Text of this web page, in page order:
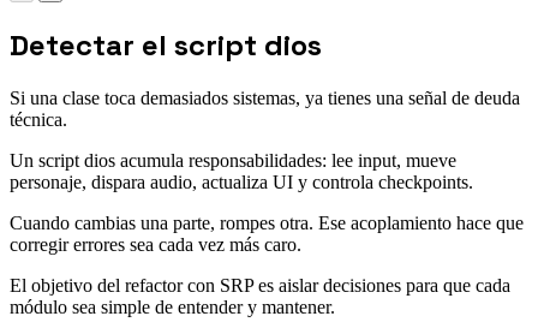
Detectar el script dios
Si una clase toca demasiados sistemas, ya tienes una señal de deuda
técnica.
Un script dios acumula responsabilidades: lee input, mueve
personaje, dispara audio, actualiza UI y controla checkpoints.
Cuando cambias una parte, rompes otra. Ese acoplamiento hace que
corregir errores sea cada vez más caro.
El objetivo del refactor con SRP es aislar decisiones para que cada
módulo sea simple de entender y mantener.